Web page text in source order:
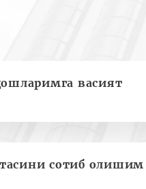
васият
сотиб олишим